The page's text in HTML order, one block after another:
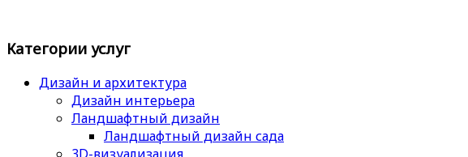
Категории услуг
Дизайн и архитектура
Дизайн интерьера
Ландшафтный дизайн
Ландшафтный дизайн сада